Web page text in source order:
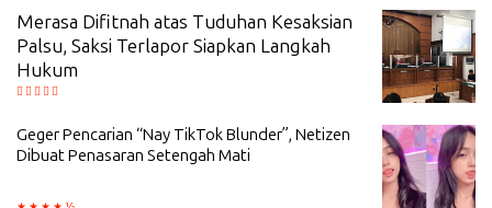
Merasa Difitnah atas Tuduhan Kesaksian
Palsu, Saksi Terlapor Siapkan Langkah
Hukum
Geger Pencarian “Nay TikTok Blunder”, Netizen
Dibuat Penasaran Setengah Mati